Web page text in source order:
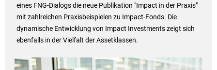
eines FNG-Dialogs die neue Publikation "Impact in der Praxis"
mit zahlreichen Praxisbeispielen zu Impact-Fonds. Die
dynamische Entwicklung von Impact Investments zeigt sich
ebenfalls in der Vielfalt der Assetklassen.